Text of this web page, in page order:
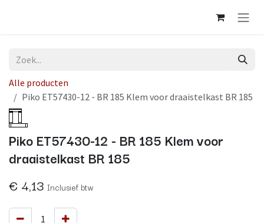
Alle producten
Piko ET57430-12 - BR 185 Klem voor draaistelkast BR 185
Op voorraad
Piko ET57430-12 - BR 185 Klem voor
draaistelkast BR 185
€ 4,13 Inclusief btw